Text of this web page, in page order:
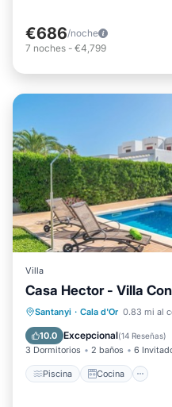
€686/noche
7 noches - €4,799
Villa
Casa Hector - Villa
Santanyi · Cala d'Or 0.83 mi al
10.0 Excepcional(14 Reseñas)
3 Dormitorios 2 baños 6
Piscina Cocina
Piscina Cocina
Apto para niños